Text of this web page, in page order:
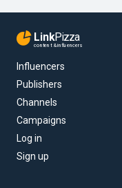
LinkPizza
content & influencers
Influencers
Publishers
Channels
Campaigns
Log in
Sign up